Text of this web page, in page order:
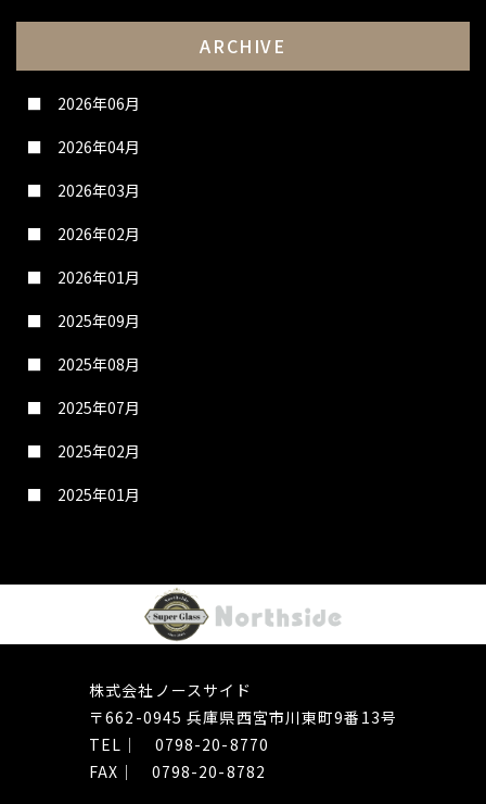
ARCHIVE
2026年06月
2026年04月
2026年03月
2026年02月
2026年01月
2025年09月
2025年08月
2025年07月
2025年02月
2025年01月
株式会社ノースサイド
〒662-0945​​​​​​​兵庫県西宮市川東町9番13号
TEL｜ 0798-20-8770
FAX｜ 0798-20-8782